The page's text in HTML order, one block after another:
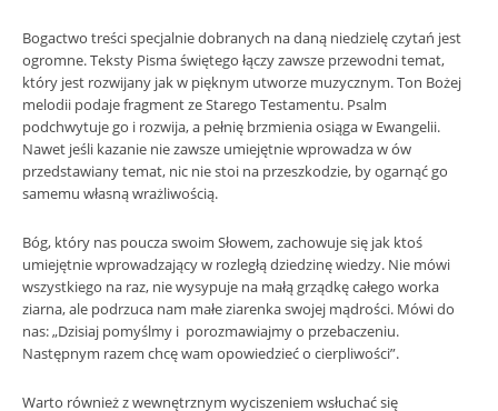
Bogactwo treści specjalnie dobranych na daną niedzielę czytań jest
ogromne. Teksty Pisma świętego łączy zawsze przewodni temat,
który jest rozwijany jak w pięknym utworze muzycznym. Ton Bożej
melodii podaje fragment ze Starego Testamentu. Psalm
podchwytuje go i rozwija, a pełnię brzmienia osiąga w Ewangelii.
Nawet jeśli kazanie nie zawsze umiejętnie wprowadza w ów
przedstawiany temat, nic nie stoi na przeszkodzie, by ogarnąć go
samemu własną wrażliwością.
Bóg, który nas poucza swoim Słowem, zachowuje się jak ktoś
umiejętnie wprowadzający w rozległą dziedzinę wiedzy. Nie mówi
wszystkiego na raz, nie wysypuje na małą grządkę całego worka
ziarna, ale podrzuca nam małe ziarenka swojej mądrości. Mówi do
nas: „Dzisiaj pomyślmy i porozmawiajmy o przebaczeniu.
Następnym razem chcę wam opowiedzieć o cierpliwości”.
Warto również z wewnętrznym wyciszeniem wsłuchać się